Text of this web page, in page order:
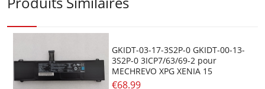
GKIDT-03-17-3S2P-0 GKIDT-00-13-
3S2P-0 3ICP7/63/69-2 pour
MECHREVO XPG XENIA 15
€68.99